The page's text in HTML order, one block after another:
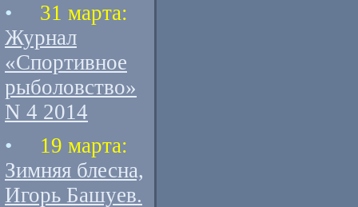
• 31 марта:
Журнал
«Спортивное
рыболовство»
N 4 2014
• 19 марта:
Зимняя блесна,
Игорь Башуев.